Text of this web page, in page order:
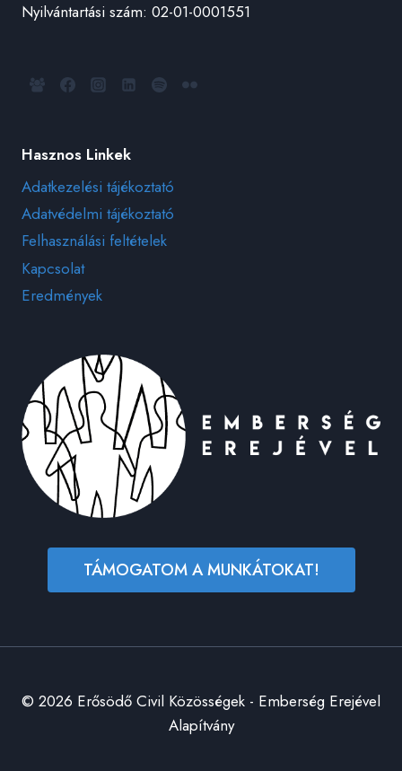
Nyilvántartási szám: 02-01-0001551
Hasznos Linkek
Adatkezelési tájékoztató
Adatvédelmi tájékoztató
Felhasználási feltételek
Kapcsolat
Eredmények
TÁMOGATOM A MUNKÁTOKAT!
© 2026 Erősödő Civil Közösségek - Emberség Erejével
Alapítvány